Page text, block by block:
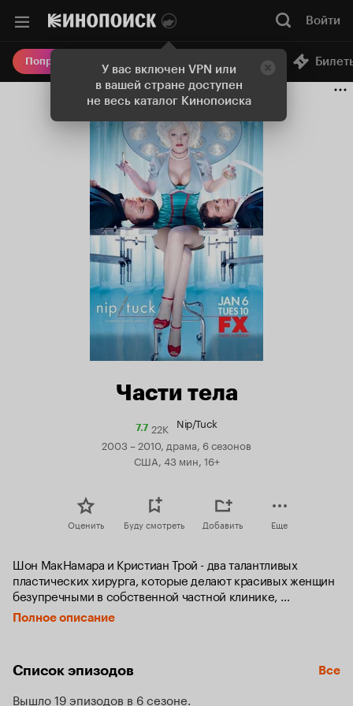
У вас включен VPN или
в вашей стране доступен
не весь каталог Кинопоиска
Войти
Попробовать Плюс Онлайн-кинотеатр
Части тела
7.7Рейтинг
Кинопоиска
22K Nip/Tuck
2003 – 2010, драма, 6 сезонов
США, 43 мин, 16+
Оценить Буду смотреть Добавить Еще
Шон МакНамара и Кристиан Трой - два талантливых
пластических хирурга, которые делают красивых женщин
безупречными в собственной частной клинике,
расположенной в Майами. Операции стоят невероятно
дорого, и клиентки бывают готовы на всё, чтобы
Шон и Кристиан не только партнёры в одном бизнесе, но и
Полное описание
Список эпизодов Все
Вышло 19 эпизодов в 6 сезоне